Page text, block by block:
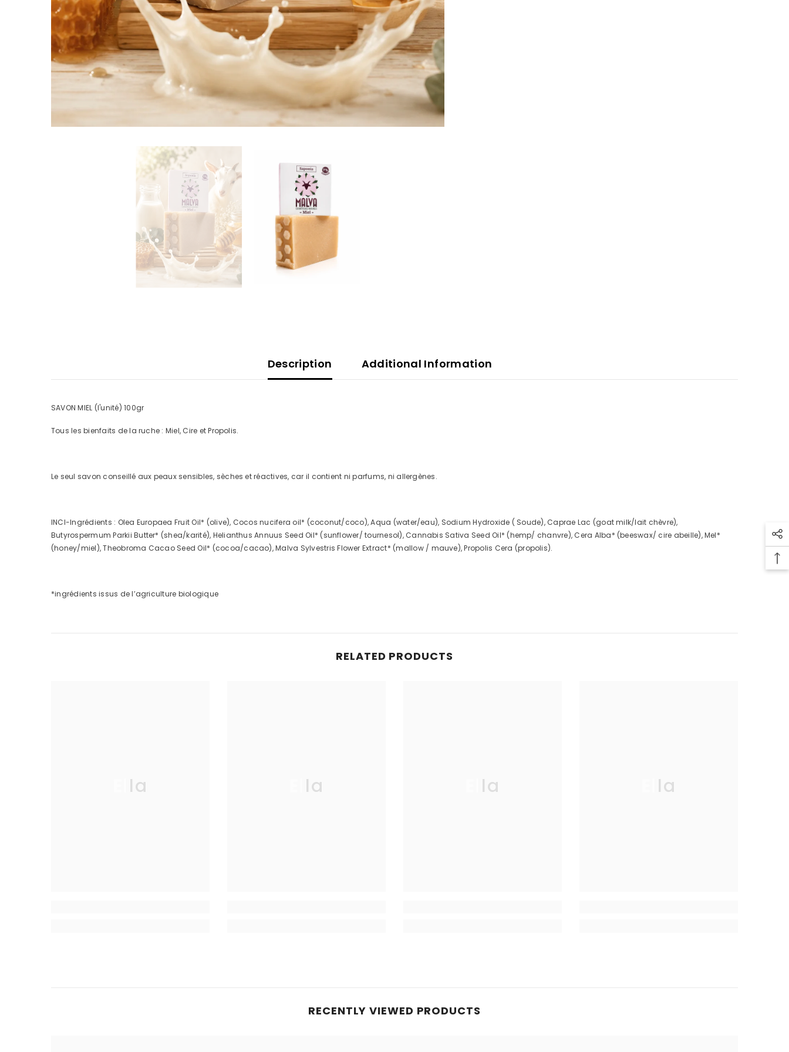
Description Additional Information
SAVON MIEL (l'unité) 100gr
Tous les bienfaits de la ruche : Miel, Cire et Propolis.
Le seul savon conseillé aux peaux sensibles, sèches et réactives, car il contient ni parfums, ni allergènes.
INCI-Ingrédients : Olea Europaea Fruit Oil* (olive), Cocos nucifera oil* (coconut/coco), Aqua (water/eau), Sodium Hydroxide ( Soude), Caprae Lac (goat milk/lait chèvre),
Butyrospermum Parkii Butter* (shea/karité), Helianthus Annuus Seed Oil* (sunflower/ tournesol), Cannabis Sativa Seed Oil* (hemp/ chanvre), Cera Alba* (beeswax/ cire abeille), Mel*
(honey/miel), Theobroma Cacao Seed Oil* (cocoa/cacao), Malva Sylvestris Flower Extract* (mallow / mauve), Propolis Cera (propolis).
*ingrédients issus de l’agriculture biologique
RELATED PRODUCTS
Ella Ella Ella Ella
RECENTLY VIEWED PRODUCTS